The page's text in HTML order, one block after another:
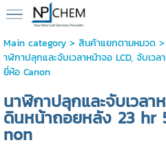
Main category> สินค้าแยกตามหมวด>
าฬิกาปลุกและจับเวลาหน้าจอ LCD, จับเ
ยี่ห้อ Canon
นาฬิกาปลุกและจับเวลา
ดินหน้าถอยหลัง 23 hr
non